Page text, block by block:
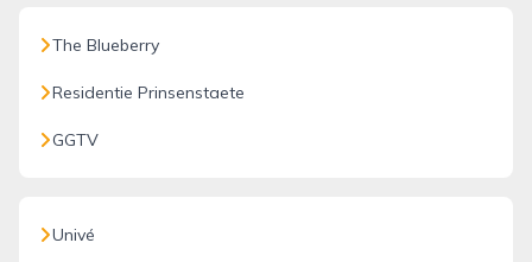
The Blueberry
Residentie Prinsenstaete
GGTV
Univé